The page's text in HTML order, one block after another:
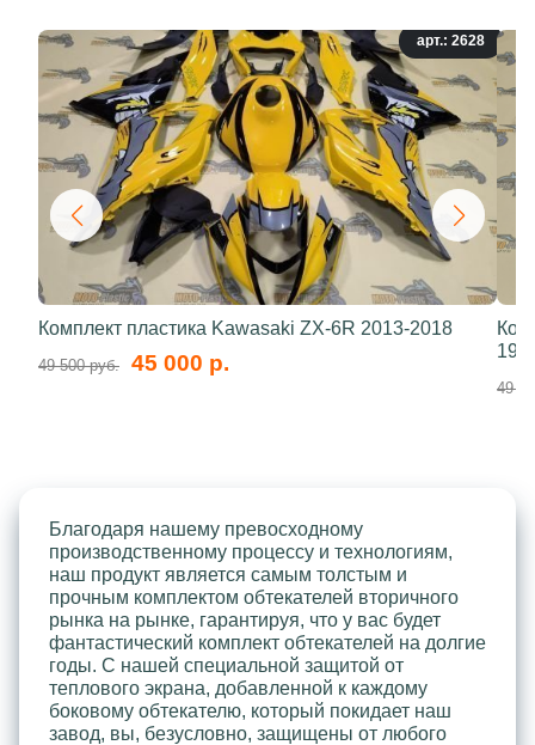
арт.: 2628
Комплект пластика Kawasaki ZX-6R 2013-2018
49 500 руб. 45 000 р.
49
Благодаря нашему превосходному
производственному процессу и технологиям,
наш продукт является самым толстым и
прочным комплектом обтекателей вторичного
рынка на рынке, гарантируя, что у вас будет
фантастический комплект обтекателей на долгие
годы. С нашей специальной защитой от
теплового экрана, добавленной к каждому
боковому обтекателю, который покидает наш
завод, вы, безусловно, защищены от любого